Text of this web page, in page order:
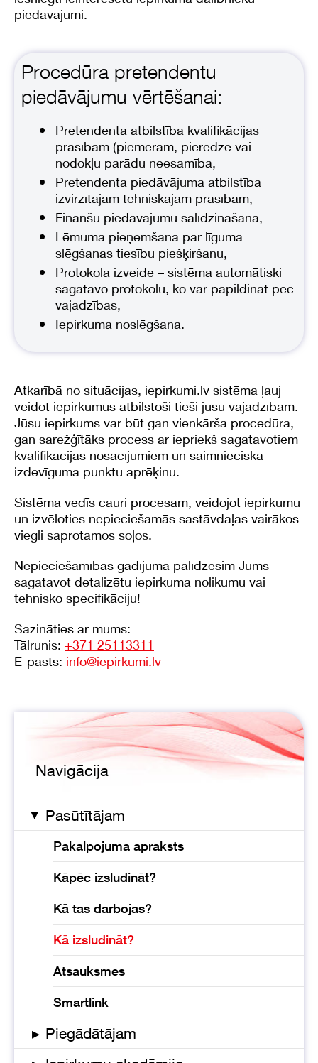
piedāvājumi.
Procedūra pretendentu
piedāvājumu vērtēšanai:
Pretendenta atbilstība kvalifikācijas
prasībām (piemēram, pieredze vai
nodokļu parādu neesamība,
Pretendenta piedāvājuma atbilstība
izvirzītajām tehniskajām prasībām,
Finanšu piedāvājumu salīdzināšana,
Lēmuma pieņemšana par līguma
slēgšanas tiesību piešķiršanu,
Protokola izveide – sistēma automātiski
sagatavo protokolu, ko var papildināt pēc
vajadzības,
Iepirkuma noslēgšana.
Atkarībā no situācijas, iepirkumi.lv sistēma ļauj
veidot iepirkumus atbilstoši tieši jūsu vajadzībām.
Jūsu iepirkums var būt gan vienkārša procedūra,
gan sarežģītāks process ar iepriekš sagatavotiem
kvalifikācijas nosacījumiem un saimnieciskā
izdevīguma punktu aprēķinu.
Sistēma vedīs cauri procesam, veidojot iepirkumu
un izvēloties nepieciešamās sastāvdaļas vairākos
viegli saprotamos soļos.
Nepieciešamības gadījumā palīdzēsim Jums
sagatavot detalizētu iepirkuma nolikumu vai
tehnisko specifikāciju!
Sazināties ar mums:
Tālrunis: +371 25113311
E-pasts: info@iepirkumi.lv
Navigācija
▸ Pasūtītājam
Pakalpojuma apraksts
Kāpēc izsludināt?
Kā tas darbojas?
Kā izsludināt?
Atsauksmes
Smartlink
▸ Piegādātājam